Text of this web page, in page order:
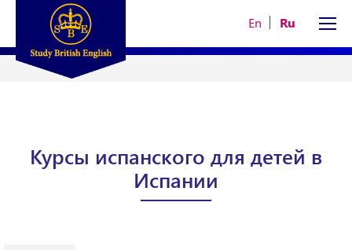
En Ru
Курсы испанского для детей в
Испании